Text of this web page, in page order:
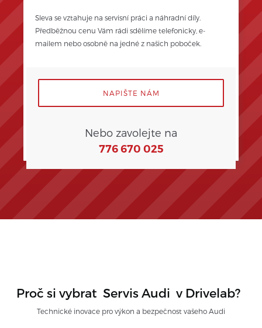
Sleva se vztahuje na servisní práci a náhradní díly.
Předběžnou cenu Vám rádi sdělíme telefonicky, e-
mailem nebo osobně na jedné z našich poboček.
NAPIŠTE NÁM
Nebo zavolejte na
776 670 025
Proč si vybrat Servis Audi v Drivelab?
Technické inovace pro výkon a bezpečnost vašeho Audi